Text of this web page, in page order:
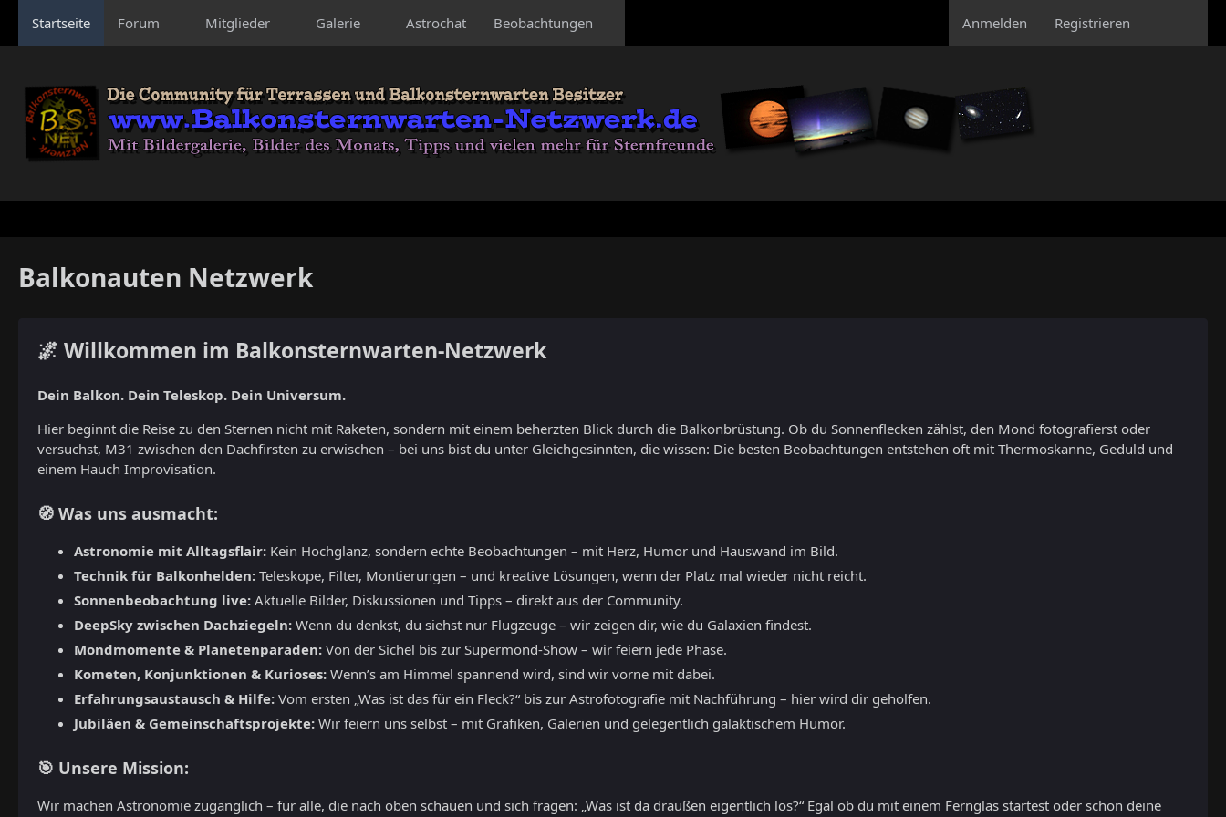
Startseite Forum Mitglieder Galerie Astrochat Beobachtungen Anmelden Registrieren
Balkonauten Netzwerk
🌌 Willkommen im Balkonsternwarten-Netzwerk
Dein Balkon. Dein Teleskop. Dein Universum.
Hier beginnt die Reise zu den Sternen nicht mit Raketen, sondern mit einem beherzten Blick durch die Balkonbrüstung. Ob du Sonnenflecken zählst, den Mond fotografierst oder
versuchst, M31 zwischen den Dachfirsten zu erwischen – bei uns bist du unter Gleichgesinnten, die wissen: Die besten Beobachtungen entstehen oft mit Thermoskanne, Geduld und
einem Hauch Improvisation.
🧭 Was uns ausmacht:
Astronomie mit Alltagsflair: Kein Hochglanz, sondern echte Beobachtungen – mit Herz, Humor und Hauswand im Bild.
Technik für Balkonhelden: Teleskope, Filter, Montierungen – und kreative Lösungen, wenn der Platz mal wieder nicht reicht.
Sonnenbeobachtung live: Aktuelle Bilder, Diskussionen und Tipps – direkt aus der Community.
DeepSky zwischen Dachziegeln: Wenn du denkst, du siehst nur Flugzeuge – wir zeigen dir, wie du Galaxien findest.
Mondmomente & Planetenparaden: Von der Sichel bis zur Supermond-Show – wir feiern jede Phase.
Kometen, Konjunktionen & Kurioses: Wenn’s am Himmel spannend wird, sind wir vorne mit dabei.
Erfahrungsaustausch & Hilfe: Vom ersten „Was ist das für ein Fleck?“ bis zur Astrofotografie mit Nachführung – hier wird dir geholfen.
Jubiläen & Gemeinschaftsprojekte: Wir feiern uns selbst – mit Grafiken, Galerien und gelegentlich galaktischem Humor.
🎯 Unsere Mission:
Wir machen Astronomie zugänglich – für alle, die nach oben schauen und sich fragen: „Was ist da draußen eigentlich los?“ Egal ob du mit einem Fernglas startest oder schon deine